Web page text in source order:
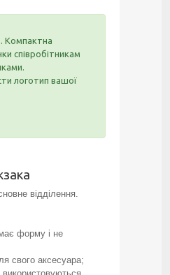
Компактна
співробітникам
логотип вашої
відділення.
форму і не
свого аксесуара;